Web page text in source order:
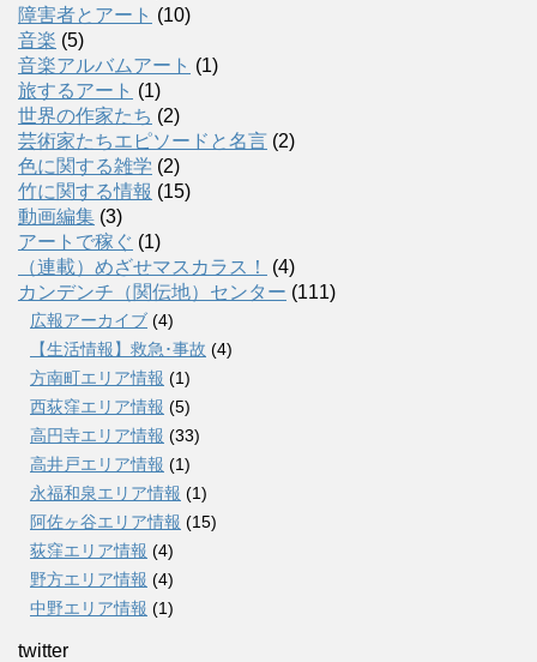
障害者とアート (10)
音楽 (5)
音楽アルバムアート (1)
旅するアート (1)
世界の作家たち (2)
芸術家たちエピソードと名言 (2)
色に関する雑学 (2)
竹に関する情報 (15)
動画編集 (3)
アートで稼ぐ (1)
（連載）めざせマスカラス！
(4)
カンデンチ（関伝地）センター (111)
広報アーカイブ (4)
【生活情報】救急･事故 (4)
方南町エリア情報 (1)
西荻窪エリア情報 (5)
高円寺エリア情報 (33)
高井戸エリア情報 (1)
永福和泉エリア情報 (1)
阿佐ヶ谷エリア情報 (15)
荻窪エリア情報 (4)
野方エリア情報 (4)
中野エリア情報 (1)
twitter